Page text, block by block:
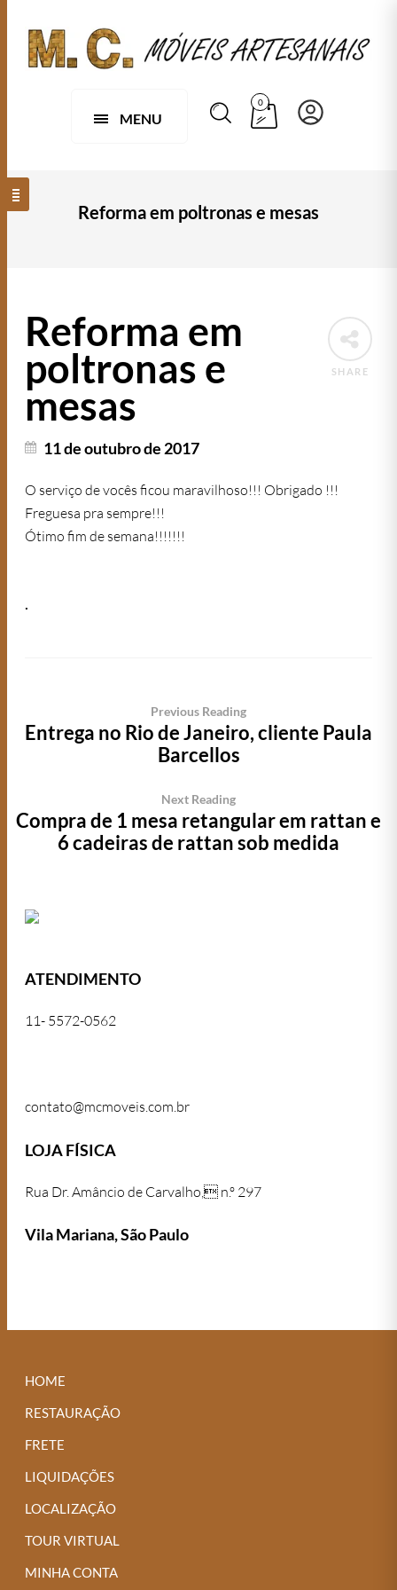
MENU
0
Reforma em poltronas e mesas
SHARE
Reforma em
poltronas e
mesas
11 de outubro de 2017
O serviço de vocês ficou maravilhoso!!! Obrigado !!!
Freguesa pra sempre!!!
Ótimo fim de semana!!!!!!!
.
Previous Reading
Entrega no Rio de Janeiro, cliente Paula
Barcellos
Next Reading
Compra de 1 mesa retangular em rattan e
6 cadeiras de rattan sob medida
ATENDIMENTO
11- 5572-0562
contato@mcmoveis.com.br
LOJA FÍSICA
Rua Dr. Amâncio de Carvalho, n.º 297
Vila Mariana, São Paulo
HOME
RESTAURAÇÃO
FRETE
LIQUIDAÇÕES
LOCALIZAÇÃO
TOUR VIRTUAL
MINHA CONTA